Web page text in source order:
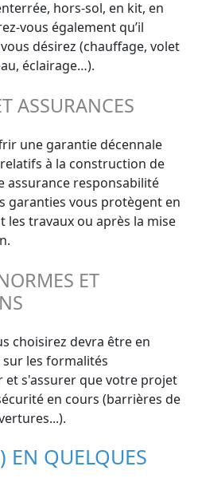
hors-sol, en kit, en
vous également qu’il
désirez (chauffage, volet
éclairage…).
ASSURANCES
une garantie décennale
à la construction de
assurance responsabilité
garanties vous protègent en
les travaux ou après la mise
ET
choisirez devra être en
les formalités
et s'assurer que votre projet
en cours (barrières de
EN QUELQUES